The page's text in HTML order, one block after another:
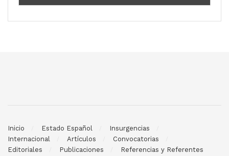
Inicio Estado Español
Insurgencias
Internacional
Artículos
Convocatorias
Editoriales
Publicaciones Referencias y Referentes